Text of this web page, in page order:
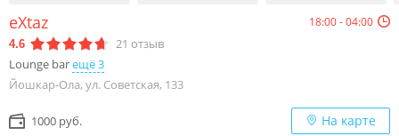
eXtaz 18:00 - 04:00
4.6 21 отзыв
Lounge barещё 3
Йошкар-Ола, ул. Советская, 133
1000 руб. На карте